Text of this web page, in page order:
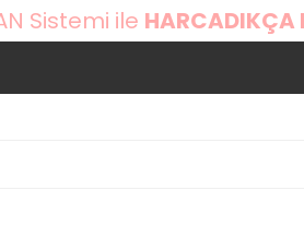
Sistemi ile HARCADIKÇA